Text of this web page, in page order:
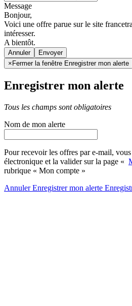
Message
Bonjour,
Voici une offre parue sur le site
intéresser.
A bientôt.
Annuler
× Fermer la fenêtre Enregistrer mon alerte
Enregistrer mon alerte
Tous les champs sont obligatoires
Nom de mon alerte
Pour recevoir les offres par e-mail,
électronique et la valider sur la page «
rubrique « Mon compte »
AnnulerEnregistrer mon alerte